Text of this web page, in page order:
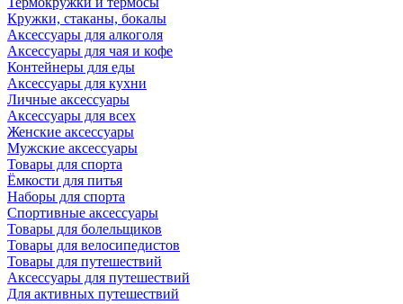
Кружки, стаканы, бокалы
Аксессуары для алкоголя
Аксессуары для чая и кофе
Контейнеры для еды
Аксессуары для кухни
Личные аксессуары
Аксессуары для всех
Женские аксессуары
Мужские аксессуары
Товары для спорта
Ёмкости для питья
Наборы для спорта
Спортивные аксессуары
Товары для болельщиков
Товары для велосипедистов
Товары для путешествий
Аксессуары для путешествий
Для активных путешествий